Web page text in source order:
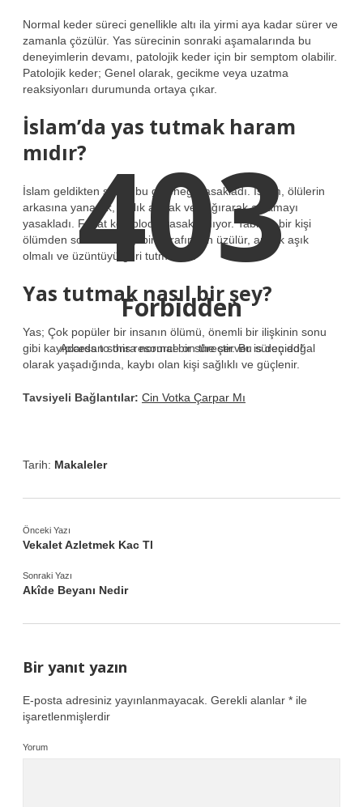
Normal keder süreci genellikle altı ila yirmi aya kadar sürer ve
zamanla çözülür. Yas sürecinin sonraki aşamalarında bu
deneyimlerin devamı, patolojik keder için bir semptom olabilir.
Patolojik keder; Genel olarak, gecikme veya uzatma
reaksiyonları durumunda ortaya çıkar.
İslam’da yas tutmak haram
mıdır?
İslam geldikten sonra bu geleneği yasakladı. İslam, ölülerin
arkasına yanarak, çığlık atarak ve çağırarak ağlamayı
yasakladı. Fakat komploda yasaklamıyor. Tabii ki, bir kişi
ölümden sonra sevdiği biri tarafından üzülür, ancak aşık
olmalı ve üzüntüyü geri tutmalıdır.
Yas tutmak nasıl bir şey?
Yas; Çok popüler bir insanın ölümü, önemli bir ilişkinin sonu
gibi kayıplardan sonra normal bir süreçtir. Bu süreç doğal
olarak yaşadığında, kaybı olan kişi sağlıklı ve güçlenir.
Tavsiyeli Bağlantılar: Cin Votka Çarpar Mı
Tarih: Makaleler
Önceki Yazı
Vekalet Azletmek Kac Tl
Sonraki Yazı
Akîde Beyanı Nedir
Bir yanıt yazın
E-posta adresiniz yayınlanmayacak. Gerekli alanlar * ile
işaretlenmişlerdir
Yorum
403
Forbidden
Access to this resource on the server is denied!